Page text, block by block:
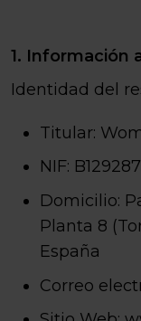
1. Información
Identidad del
Titular:
NIF:
Domicilio:
Planta 8
España
Correo